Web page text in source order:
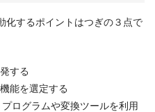
化するポイントはつぎの３点で
する
能を選定する
ログラムや変換ツールを利用